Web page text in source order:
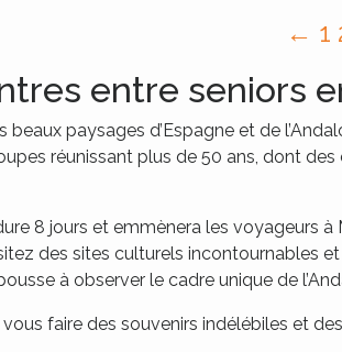
← 1
entre seniors
paysages d’Espagne et de
réunissant plus de 50 ans, dont
8 jours et emmènera les voyageurs
des sites culturels incontournables
à observer le cadre unique de
faire des souvenirs indélébiles et